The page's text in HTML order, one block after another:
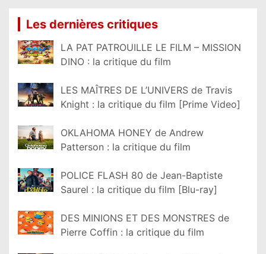
Les dernières critiques
LA PAT PATROUILLE LE FILM – MISSION
DINO : la critique du film
LES MAÎTRES DE L’UNIVERS de Travis
Knight : la critique du film [Prime Video]
OKLAHOMA HONEY de Andrew
Patterson : la critique du film
POLICE FLASH 80 de Jean-Baptiste
Saurel : la critique du film [Blu-ray]
DES MINIONS ET DES MONSTRES de
Pierre Coffin : la critique du film